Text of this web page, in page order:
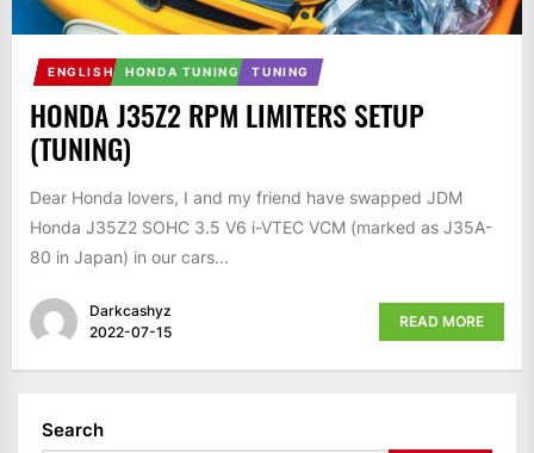
ENGLISH HONDA TUNING TUNING
HONDA J35Z2 RPM LIMITERS SETUP
(TUNING)
Dear Honda lovers, I and my friend have swapped JDM
Honda J35Z2 SOHC 3.5 V6 i-VTEC VCM (marked as J35A-
80 in Japan) in our cars...
Darkcashyz
2022-07-15
READ MORE
Search